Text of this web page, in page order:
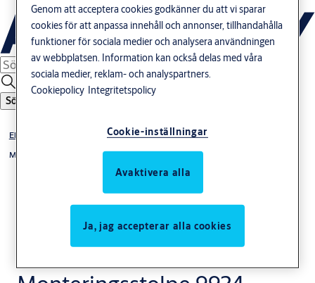
Sök
Elslutbleck
Monteringsstolpar till elslutbleck 992M
Genom att acceptera cookies godkänner du att vi sparar
cookies för att anpassa innehåll och annonser, tillhandahålla
funktioner för sociala medier och analysera användningen
av webbplatsen. Information kan också delas med våra
sociala medier, reklam- och analyspartners.
Cookiepolicy Integritetspolicy
Cookie-inställningar
Avaktivera alla
Ja, jag accepterar alla cookies